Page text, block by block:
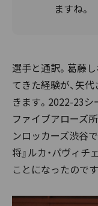
ますね。
選手と通訳。葛藤
てきた経験が、矢
きます。2022-23シ
ファイブアローズ
ンロッカーズ渋谷
将』ルカ・パヴィ
ことになったのです